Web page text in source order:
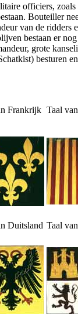
officiers, zoals
Bouteiller
van de ridders
bestaan er
grote
besturen
Frankrijk Taal
Duitsland Taal